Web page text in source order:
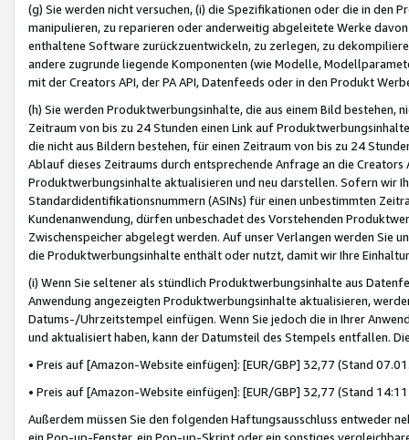
(g) Sie werden nicht versuchen, (i) die Spezifikationen oder die in
manipulieren, zu reparieren oder anderweitig abgeleitete Werke
enthaltene Software zurückzuentwickeln, zu zerlegen, zu
andere zugrunde liegende Komponenten (wie Modelle,
mit der Creators API, der PA API, Datenfeeds oder in den Produkt
(h) Sie werden Produktwerbungsinhalte, die aus einem Bild bestehen,
Zeitraum von bis zu 24 Stunden einen Link auf
die nicht aus Bildern bestehen, für einen Zeitraum von bis zu 24
Ablauf dieses Zeitraums durch entsprechende Anfrage an die
Produktwerbungsinhalte aktualisieren und neu darstellen. Sofern wir
Standardidentifikationsnummern (ASINs) für einen unbestimmten
Kundenanwendung, dürfen unbeschadet des Vorstehenden
Zwischenspeicher abgelegt werden. Auf unser Verlangen werden Sie
die Produktwerbungsinhalte enthält oder nutzt, damit wir Ihre
(i) Wenn Sie seltener als stündlich Produktwerbungsinhalte aus
Anwendung angezeigten Produktwerbungsinhalte aktualisieren,
Datums-/Uhrzeitstempel einfügen. Wenn Sie jedoch die in Ihrer
und aktualisiert haben, kann der Datumsteil des Stempels entfallen.
• Preis auf [Amazon-Website einfügen]: [EUR/GBP] 32,77 (Stand
• Preis auf [Amazon-Website einfügen]: [EUR/GBP] 32,77 (Stand
Außerdem müssen Sie den folgenden Haftungsausschluss entweder
ein Pop-up-Fenster, ein Pop-up-Skript oder ein sonstiges